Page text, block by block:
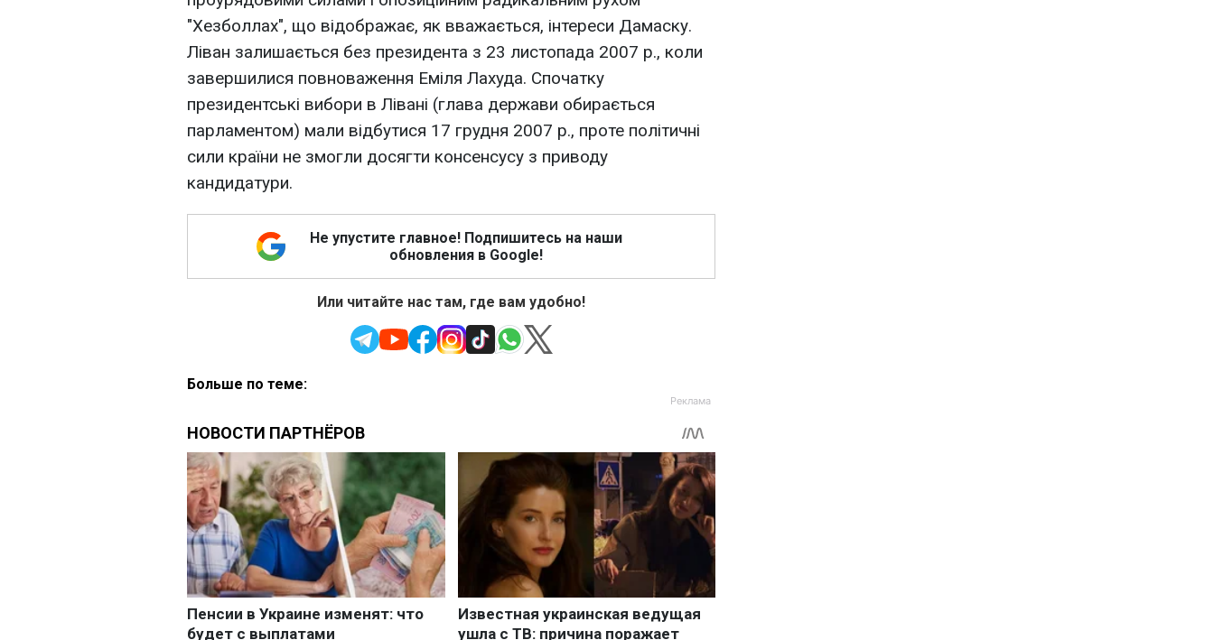
"Хезболлах", що відображає, як вважається, інтереси Дамаску.
Ліван залишається без президента з 23 листопада 2007 р., коли
завершилися повноваження Еміля Лахуда. Спочатку
президентські вибори в Лівані (глава держави обирається
парламентом) мали відбутися 17 грудня 2007 р., проте політичні
сили країни не змогли досягти консенсусу з приводу
кандидатури.
Не упустите главное! Подпишитесь на наши
обновления в Google!
Или читайте нас там, где вам удобно!
Больше по теме: